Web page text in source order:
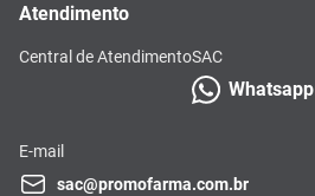
Atendimento
Central de AtendimentoSAC
Whatsapp
E-mail
sac@promofarma.com.br